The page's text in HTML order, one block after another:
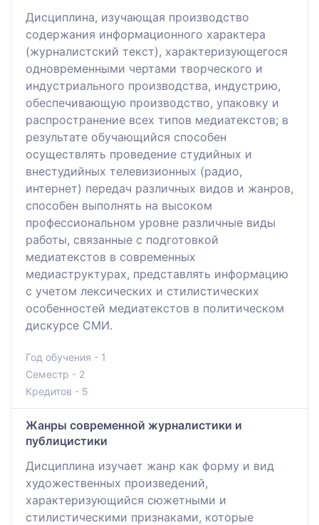
Дисциплина, изучающая производство
содержания информационного характера
(журналистский текст), характеризующегося
одновременными чертами творческого и
индустриального производства, индустрию,
обеспечивающую производство, упаковку и
распространение всех типов медиатекстов; в
результате обучающийся способен
осуществлять проведение студийных и
внестудийных телевизионных (радио,
интернет) передач различных видов и жанров,
способен выполнять на высоком
профессиональном уровне различные виды
работы, связанные с подготовкой
медиатекстов в современных
медиаструктурах, представлять информацию
с учетом лексических и стилистических
особенностей медиатекстов в политическом
дискурсе СМИ.
Год обучения - 1
Семестр - 2
Кредитов - 5
Жанры современной журналистики и
публицистики
Дисциплина изучает жанр как форму и вид
художественных произведений,
характеризующийся сюжетными и
стилистическими признаками, которые